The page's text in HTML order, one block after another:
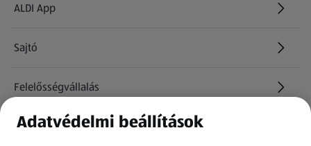
ALDI App
Sajtó
Felelősségvállalás
Információk
Adatvédelmi beállítások